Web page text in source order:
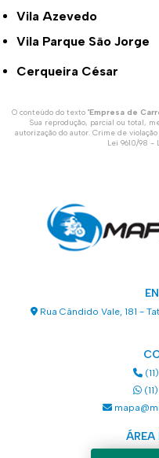
Vila Azevedo
Vila Parque São Jorge
Cerqueira César
O conteúdo do texto "Empresa de
Sua reprodução, parcial ou total,
autorização do autor. Crime de
Lei 9610/98 -
Rua Cândido Vale, 181 -
ÁREA